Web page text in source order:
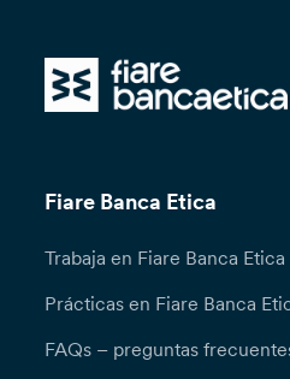
Fiare Banca Etica
Trabaja en Fiare Banca Etica
Prácticas en Fiare Banca
FAQs – preguntas